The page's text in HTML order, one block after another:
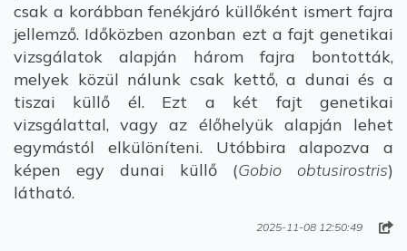
csak a korábban fenékjáró küllőként ismert fajra
jellemző. Időközben azonban ezt a fajt genetikai
vizsgálatok alapján három fajra bontották,
melyek közül nálunk csak kettő, a dunai és a
tiszai küllő él. Ezt a két fajt genetikai
vizsgálattal, vagy az élőhelyük alapján lehet
egymástól elkülöníteni. Utóbbira alapozva a
képen egy dunai küllő (Gobio obtusirostris)
látható.
2025-11-08 12:50:49